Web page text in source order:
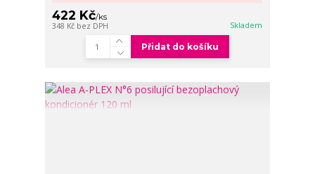
422 Kč/ks
348 Kč bez DPH Skladem
Přidat do košíku